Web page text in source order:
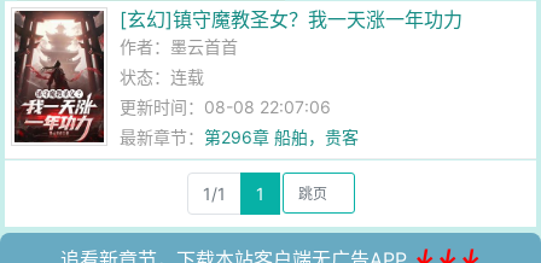
[玄幻]镇守魔教圣女？我一天涨一年功力
作者： 墨云首首
状态：连载
更新时间：08-08 22:07:06
最新章节：第296章 船舶，贵客
1/1 1